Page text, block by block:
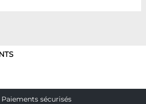
Paiements sécurisés